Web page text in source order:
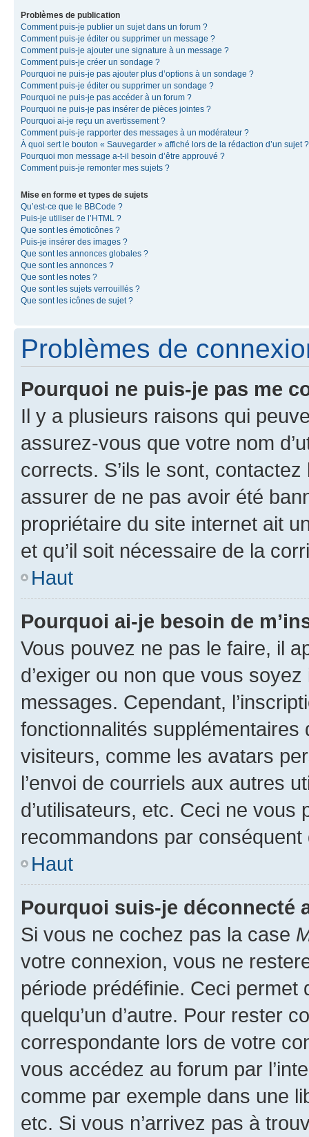
Problèmes de publication
Comment puis-je publier un sujet dans un forum ?
Comment puis-je éditer ou supprimer un message ?
Comment puis-je ajouter une signature à un message ?
Comment puis-je créer un sondage ?
Pourquoi ne puis-je pas ajouter plus d’options à un sondage ?
Comment puis-je éditer ou supprimer un sondage ?
Pourquoi ne puis-je pas accéder à un forum ?
Pourquoi ne puis-je pas insérer de pièces jointes ?
Pourquoi ai-je reçu un avertissement ?
Comment puis-je rapporter des messages à un modérateur ?
À quoi sert le bouton « Sauvegarder » affiché lors de la rédaction d’un sujet ?
Pourquoi mon message a-t-il besoin d’être approuvé ?
Comment puis-je remonter mes sujets ?
Mise en forme et types de sujets
Qu’est-ce que le BBCode ?
Puis-je utiliser de l’HTML ?
Que sont les émoticônes ?
Puis-je insérer des images ?
Que sont les annonces globales ?
Que sont les annonces ?
Que sont les notes ?
Que sont les sujets verrouillés ?
Que sont les icônes de sujet ?
Problèmes de
Pourquoi ne puis-je pas me
Il y a plusieurs raisons qui
assurez-vous que votre nom
corrects. S’ils le sont,
assurer de ne pas avoir été
propriétaire du site internet ait
et qu’il soit nécessaire de la
Haut
Pourquoi ai-je besoin de
Vous pouvez ne pas le faire, il
d’exiger ou non que vous
messages. Cependant,
fonctionnalités
visiteurs, comme les avatars
l’envoi de courriels aux autres
d’utilisateurs, etc. Ceci ne vous
recommandons par conséquent
Haut
Pourquoi suis-je déconnecté
Si vous ne cochez pas la case
votre connexion, vous ne
période prédéfinie. Ceci permet
quelqu’un d’autre. Pour rester
correspondante lors de votre
vous accédez au forum par
comme par exemple dans une
etc. Si vous n’arrivez pas à